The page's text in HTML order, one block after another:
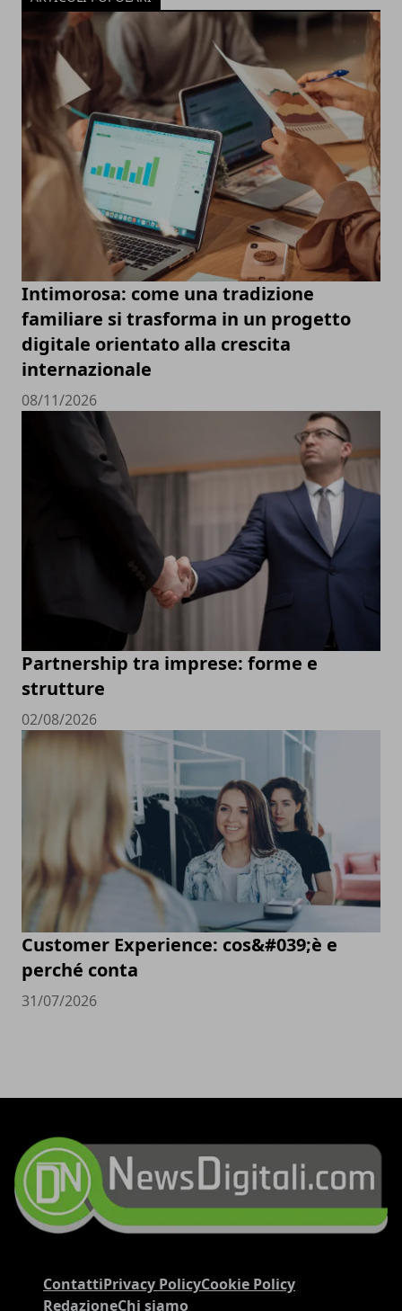
Intimorosa: come una tradizione
familiare si trasforma in un progetto
digitale orientato alla crescita
internazionale
08/11/2026
Partnership tra imprese: forme e
strutture
02/08/2026
Customer Experience: cos&#039;è e
perché conta
31/07/2026
ContattiPrivacy PolicyCookie Policy
RedazioneChi siamo